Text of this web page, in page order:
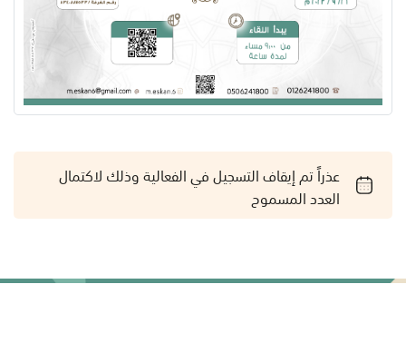
عذراً تم إيقاف التسجيل في الفعالية وذلك لاكتمال
العدد المسموح